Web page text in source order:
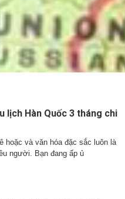
lịch Hàn Quốc 3 tháng chi
hoặc và văn hóa đặc sắc luôn là
người. Bạn đang ấp ủ